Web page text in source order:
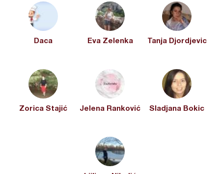
Daca Eva Zelenka Tanja Djordjevic
Zorica Stajić Jelena Ranković Sladjana Bokic